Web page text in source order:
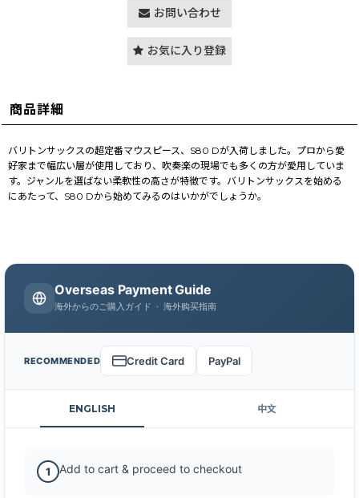
お問い合わせ
お気に入り登録
商品詳細
バリトンサックスの超定番マウスピース、S80 Dが入荷しました。プロから愛
好家まで幅広い層が使用しており、吹奏楽の現場でも多くの方が愛用していま
す。ジャンルを選ばない柔軟性の高さが特徴です。バリトンサックスを始める
にあたって、S80 Dから始めてみるのはいかがでしょうか。
Overseas Payment Guide
海外からのご購入ガイド · 海外购买指南
RECOMMENDED Credit Card PayPal
ENGLISH 中文
1 Add to cart & proceed to checkout